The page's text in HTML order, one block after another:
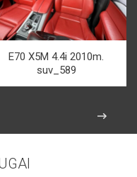
E70 X5M 4.4i 2010m.
suv_589